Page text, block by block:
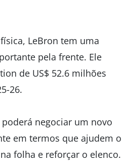
LeBron tem uma
pela frente. Ele
de US$ 52.6 milhões
26.
negociar um novo
em termos que ajudem o
folha e reforçar o elenco.